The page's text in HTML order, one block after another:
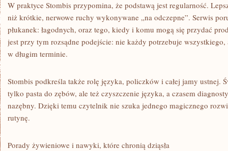
W praktyce Stombis przypomina, że podstawą jest regularność.
niż krótkie, nerwowe ruchy wykonywane „na odczepne”. Serwis
płukanek: łagodnych, oraz tego, kiedy i komu mogą się przydać
jest przy tym rozsądne podejście: nie każdy potrzebuje wszystkiego,
w długim terminie.
Stombis podkreśla także rolę języka, policzków i całej jamy ustnej.
tylko pasta do zębów, ale też czyszczenie języka, a czasem
nazębny. Dzięki temu czytelnik nie szuka jednego magicznego
rutynę.
Porady żywieniowe i nawyki, które chronią dziąsła